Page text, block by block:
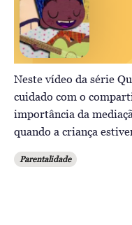
Neste vídeo da série
cuidado com o
importância da
quando a criança
Parentalidade